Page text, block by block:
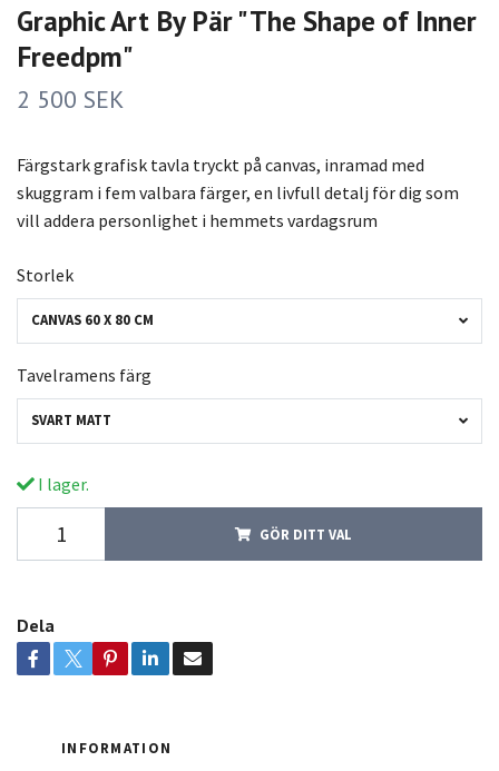
Graphic Art By Pär "The Shape of Inner
Freedpm"
2 500 SEK
Färgstark grafisk tavla tryckt på canvas, inramad med
skuggram i fem valbara färger, en livfull detalj för dig som
vill addera personlighet i hemmets vardagsrum
Storlek
CANVAS 60 X 80 CM
Tavelramens färg
SVART MATT
I lager.
GÖR DITT VAL
Dela
INFORMATION